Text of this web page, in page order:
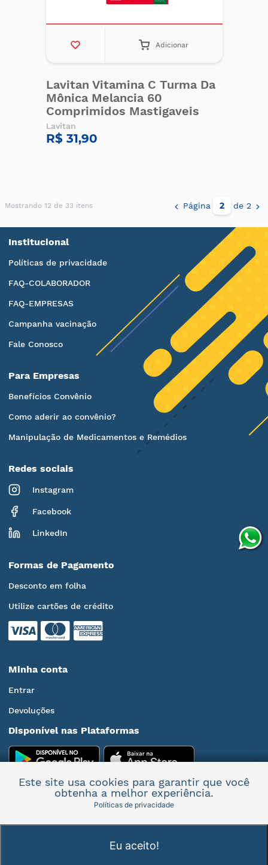
Adicionar
Lavitan Vitamina C Turma Da
Mônica Melancia 60
Comprimidos Mastigaveis
Lavitan
R$ 31,90
Mostrando 12 de 33 itens Página de 2
Institucional
Políticas de privacidade
FAQ-COLABORADOR
FAQ-EMPRESAS
Campanha vacinação
Fale Conosco
Para Empresas
Benefícios Convênio
Como aderir ao convênio?
Manipulação de Medicamentos e Remédios
Redes sociais
Instagram
Facebook
LinkedIn
Formas de Pagamento
Desconto em folha
Utilize cartões de crédito
Minha conta
Entrar
Devoluções
Disponível nas Plataformas
Mais informações
Este site usa cookies para garantir que você
obtenha a melhor experiência.
Políticas de privacidade
Eu aceito!